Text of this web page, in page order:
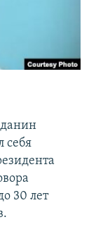
себя
30 лет